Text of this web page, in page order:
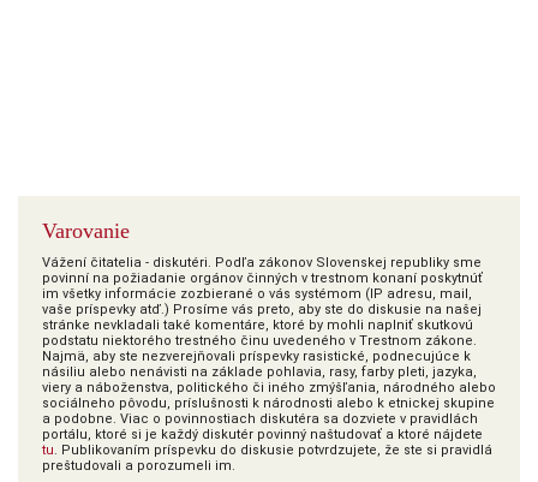
Varovanie
Vážení čitatelia - diskutéri. Podľa zákonov Slovenskej republiky sme
povinní na požiadanie orgánov činných v trestnom konaní poskytnúť
im všetky informácie zozbierané o vás systémom (IP adresu, mail,
vaše príspevky atď.) Prosíme vás preto, aby ste do diskusie na našej
stránke nevkladali také komentáre, ktoré by mohli naplniť skutkovú
podstatu niektorého trestného činu uvedeného v Trestnom zákone.
Najmä, aby ste nezverejňovali príspevky rasistické, podnecujúce k
násiliu alebo nenávisti na základe pohlavia, rasy, farby pleti, jazyka,
viery a náboženstva, politického či iného zmýšľania, národného alebo
sociálneho pôvodu, príslušnosti k národnosti alebo k etnickej skupine
a podobne. Viac o povinnostiach diskutéra sa dozviete v pravidlách
portálu, ktoré si je každý diskutér povinný naštudovať a ktoré nájdete
tu. Publikovaním príspevku do diskusie potvrdzujete, že ste si pravidlá
preštudovali a porozumeli im.